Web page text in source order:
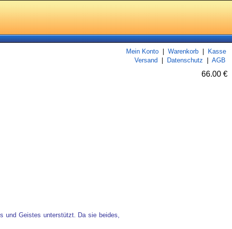
Mein Konto Warenkorb
Kasse
Versand
Datenschutz AGB
66.00 €
und Geistes unterstützt. Da sie beides,